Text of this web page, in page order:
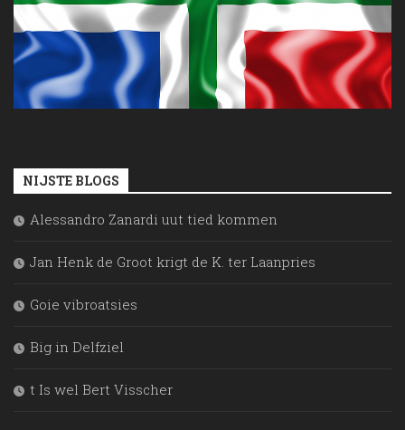
NIJSTE BLOGS
Alessandro Zanardi uut tied kommen
Jan Henk de Groot krigt de K. ter Laanpries
Goie vibroatsies
Big in Delfziel
t Is wel Bert Visscher